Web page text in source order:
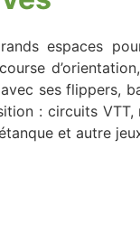
espaces
ses flippers,
: circuits VTT,
et autre